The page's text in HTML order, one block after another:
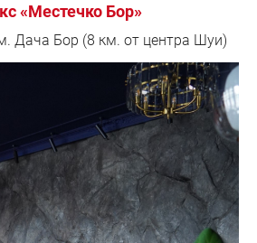
«Местечко Бор»
Дача Бор (8 км. от центра Шуи)